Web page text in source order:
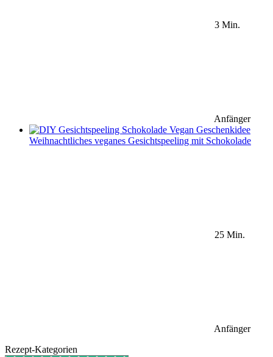
3 Min.
Anfänger
Weihnachtliches veganes Gesichtspeeling mit Schokolade
25 Min.
Anfänger
Rezept-Kategorien